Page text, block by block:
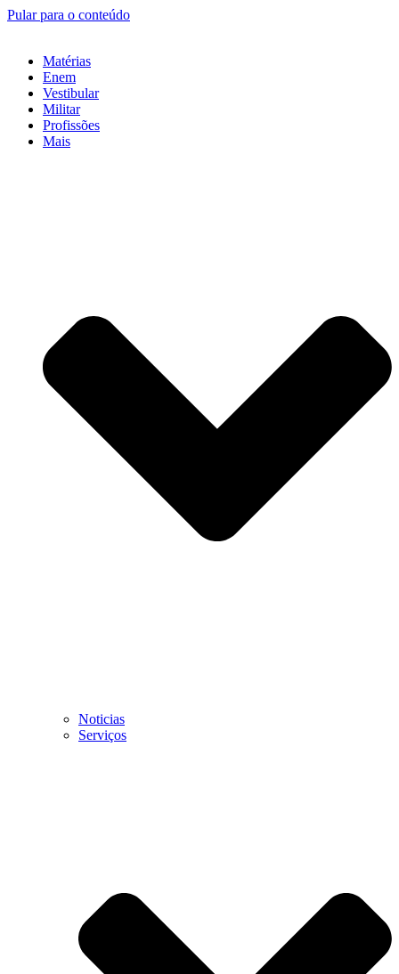
Pular para o conteúdo
Matérias
Enem
Vestibular
Militar
Profissões
Mais
Noticias
Serviços